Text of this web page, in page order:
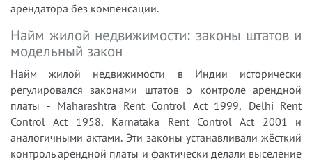
арендатора без компенсации.
Найм жилой недвижимости: законы штатов и
модельный закон
Найм жилой недвижимости в Индии исторически
регулировался законами штатов о контроле арендной
платы - Maharashtra Rent Control Act 1999, Delhi Rent
Control Act 1958, Karnataka Rent Control Act 2001 и
аналогичными актами. Эти законы устанавливали жёсткий
контроль арендной платы и фактически делали выселение